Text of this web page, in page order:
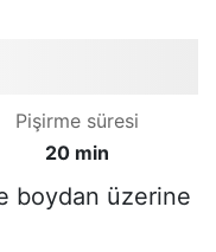
Pişirme süresi
20 min
boydan üzerine